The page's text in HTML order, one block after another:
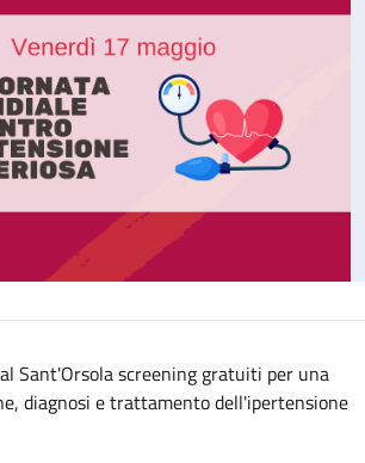
Sant'Orsola screening gratuiti per una
diagnosi e trattamento dell'ipertensione